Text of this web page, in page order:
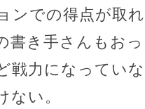
ンでの得点が取
書き手さんもお
戦力になってい
ない。